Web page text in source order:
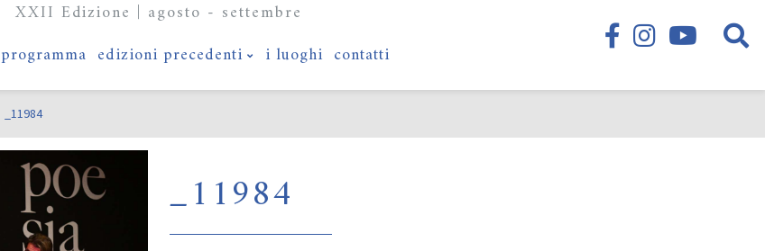
XXII Edizione | agosto - settembre
programma edizioni precedenti i luoghi contatti
_11984
_11984